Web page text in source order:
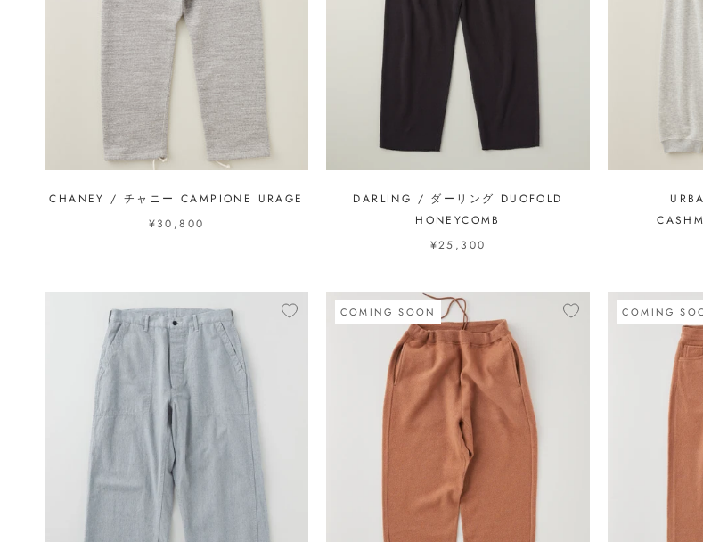
CHANEY / チャニー CAMPIONE URAGE
¥30,800
DARLING / ダーリング DUOFOLD
HONEYCOMB
¥25,300
COMING SOON COMING